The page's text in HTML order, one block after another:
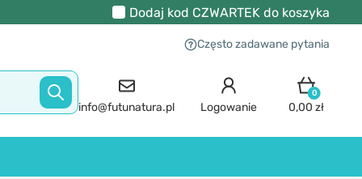
Dodaj kod CZWARTEKdo koszyka
Często zadawane pytania
info@futunatura.pl Logowanie
0
0,00 zł